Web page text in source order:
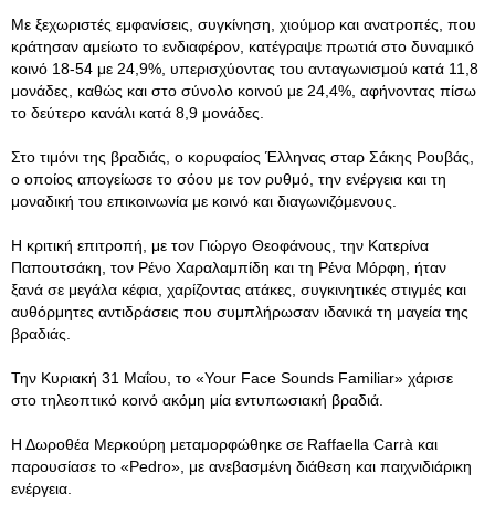
Με ξεχωριστές εμφανίσεις, συγκίνηση, χιούμορ και ανατροπές, που
κράτησαν αμείωτο το ενδιαφέρον, κατέγραψε πρωτιά στο δυναμικό
κοινό 18-54 με 24,9%, υπερισχύοντας του ανταγωνισμού κατά 11,8
μονάδες, καθώς και στο σύνολο κοινού με 24,4%, αφήνοντας πίσω
το δεύτερο κανάλι κατά 8,9 μονάδες.
Στο τιμόνι της βραδιάς, ο κορυφαίος Έλληνας σταρ Σάκης Ρουβάς,
ο οποίος απογείωσε το σόου με τον ρυθμό, την ενέργεια και τη
μοναδική του επικοινωνία με κοινό και διαγωνιζόμενους.
Η κριτική επιτροπή, με τον Γιώργο Θεοφάνους, την Κατερίνα
Παπουτσάκη, τον Ρένο Χαραλαμπίδη και τη Ρένα Μόρφη, ήταν
ξανά σε μεγάλα κέφια, χαρίζοντας ατάκες, συγκινητικές στιγμές και
αυθόρμητες αντιδράσεις που συμπλήρωσαν ιδανικά τη μαγεία της
βραδιάς.
Την Κυριακή 31 Μαΐου, το «Your Face Sounds Familiar» χάρισε
στο τηλεοπτικό κοινό ακόμη μία εντυπωσιακή βραδιά.
Η Δωροθέα Μερκούρη μεταμορφώθηκε σε Raffaella Carrà και
παρουσίασε το «Pedro», με ανεβασμένη διάθεση και παιχνιδιάρικη
ενέργεια.